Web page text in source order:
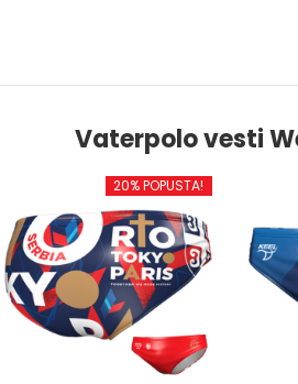
Vaterpolo vesti
20% POPUSTA!